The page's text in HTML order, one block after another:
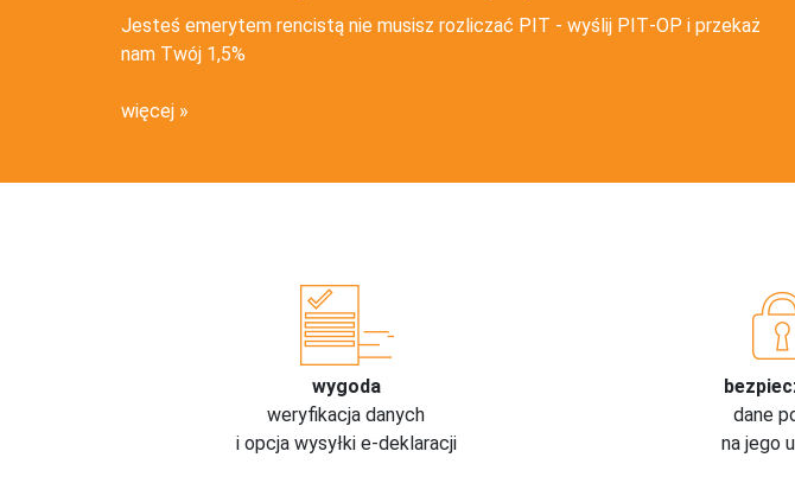
Jesteś emerytem rencistą nie musisz rozliczać PIT - wyślij PIT‑OP i przekaż
nam Twój 1,5%
więcej
wygoda
weryfikacja danych
i opcja wysyłki e-deklaracji
dane
na jego